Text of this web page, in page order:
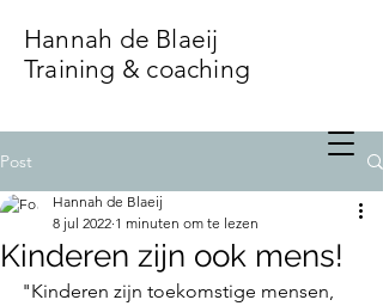
Hannah de Blaeij
Training & coaching
Post
Kinderen zijn ook mens!
Hannah de Blaeij
8 jul 2022 1 minuten om te lezen
"Kinderen zijn toekomstige mensen,